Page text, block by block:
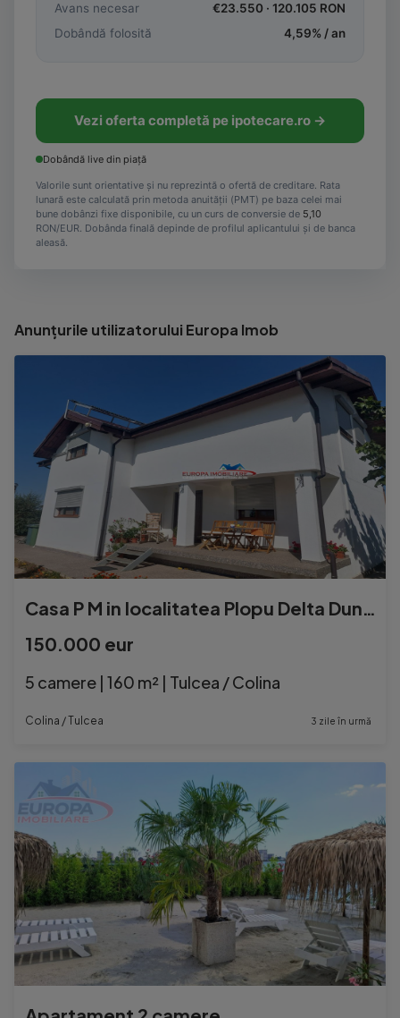
Avans necesar
€23.550 · 120.105 RON
Dobândă folosită
4,59% / an
Vezi oferta completă pe ipotecare.ro →
Dobândă live din piață
Valorile sunt orientative și nu reprezintă o ofertă de creditare. Rata
lunară este calculată prin metoda anuității (PMT) pe baza celei mai
bune dobânzi fixe disponibile, cu un curs de conversie de 5,10
RON/EUR. Dobânda finală depinde de profilul aplicantului și de banca
aleasă.
Anunțurile utilizatorului Europa Imob
Casa P M in localitatea Plopu Delta Dunarii
150.000 eur
5 camere | 160 m² | Tulcea / Colina
Colina / Tulcea 3 zile în urmă